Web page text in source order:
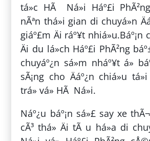
tá»c HÃ Ná»i Háº£i
nÃªn thá»i gian di chuyá»n
giáº£m Äi ráº¥t nhiá»u.Báº¡n
Äi du lá»ch Háº£i PhÃ²ng
chuyáº¿n sá»m nháº¥t á»
sÃ¡ng cho Äáº¿n chiá»u
trá» vá» HÃ Ná»i.
Náº¿u báº¡n sá»£ say xe
cÃ³ thá» Äi tÃ u há»a di